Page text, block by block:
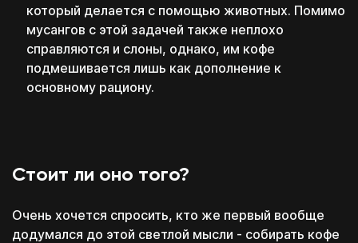
который делается с помощью животных. Помимо
мусангов с этой задачей также неплохо
справляются и слоны, однако, им кофе
подмешивается лишь как дополнение к
основному рациону.
Стоит ли оно того?
Очень хочется спросить, кто же первый вообще
додумался до этой светлой мысли - собирать кофе
Telegram Позвонить MAX
Оставить заявку на рассрочку
Перезвоним в течение 15-20 минут
c понедельника по пятницу с 11:00 до 20:00
Перейти к конструктору
Под свой бюджет
и необходимую задачу
Смешивай программы